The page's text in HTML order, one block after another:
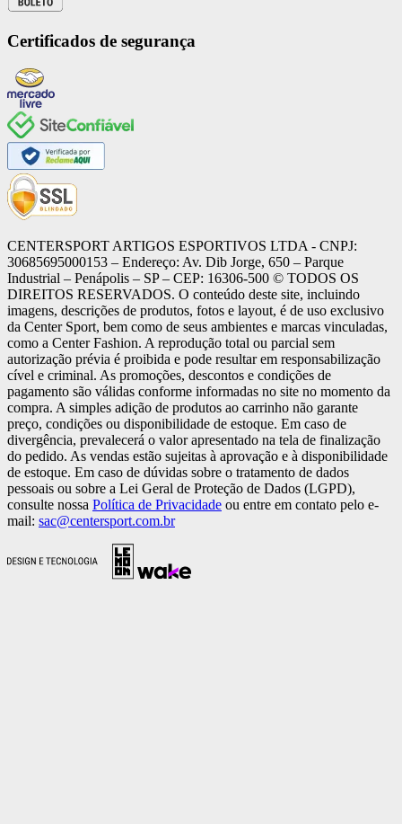
Certificados de segurança
CENTERSPORT ARTIGOS ESPORTIVOS LTDA - CNPJ:
30685695000153 – Endereço: Av. Dib Jorge, 650 – Parque
Industrial – Penápolis – SP – CEP: 16306-500 ©️ TODOS OS
DIREITOS RESERVADOS. O conteúdo deste site, incluindo
imagens, descrições de produtos, fotos e layout, é de uso exclusivo
da Center Sport, bem como de seus ambientes e marcas vinculadas,
como a Center Fashion. A reprodução total ou parcial sem
autorização prévia é proibida e pode resultar em responsabilização
cível e criminal. As promoções, descontos e condições de
pagamento são válidas conforme informadas no site no momento da
compra. A simples adição de produtos ao carrinho não garante
preço, condições ou disponibilidade de estoque. Em caso de
divergência, prevalecerá o valor apresentado na tela de finalização
do pedido. As vendas estão sujeitas à aprovação e à disponibilidade
de estoque. Em caso de dúvidas sobre o tratamento de dados
pessoais ou sobre a Lei Geral de Proteção de Dados (LGPD),
consulte nossa Política de Privacidade ou entre em contato pelo e-
mail: sac@centersport.com.br